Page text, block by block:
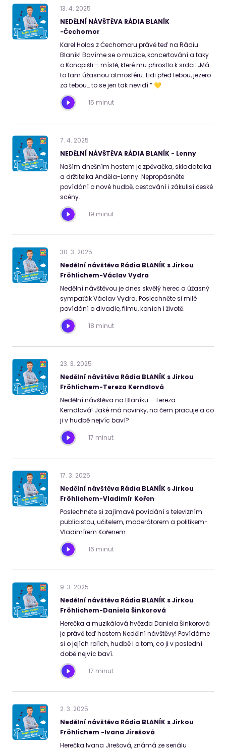
13. 4. 2025
NEDĚLNÍ NÁVŠTĚVA RÁDIA BLANÍK
-Čechomor
Karel Holas z Čechomoru právě teď na Rádiu
Blaník! Bavíme se o muzice, koncertování a taky
o Konopišti – místě, které mu přirostlo k srdci: „Má
to tam úžasnou atmosféru. Lidi před tebou, jezero
za tebou… to se jen tak nevidí.“ 💛
15 minut
7. 4. 2025
NEDĚLNÍ NÁVŠTĚVA RÁDIA BLANÍK - Lenny
Naším dnešním hostem je zpěvačka, skladatelka
a držtitelka Anděla-Lenny. Nepropásněte
povídání o nové hudbě, cestování i zákulisí české
scény.
19 minut
30. 3. 2025
Nedělní návštěva Rádia BLANÍK s Jirkou
Fröhlichem-Václav Vydra
Nedělní návštěvou je dnes skvělý herec a úžasný
sympaťák Václav Vydra. Poslechněte si milé
povídání o divadle, filmu, koních i životě.
18 minut
23. 3. 2025
Nedělní návštěva Rádia BLANÍK s Jirkou
Fröhlichem-Tereza Kerndlová
Nedělní návštěva na Blaníku – Tereza
Kerndlová! Jaké má novinky, na čem pracuje a co
ji v hudbě nejvíc baví?
17 minut
17. 3. 2025
Nedělní návštěva Rádia BLANÍK s Jirkou
Fröhlichem-Vladimír Kořen
Poslechněte si zajímavé povídání s televizním
publicistou, učitelem, moderátorem a politikem-
Vladimírem Kořenem.
16 minut
9. 3. 2025
Nedělní návštěva Rádia BLANÍK s Jirkou
Fröhlichem-Daniela Šinkorová
Herečka a muzikálová hvězda Daniela Šinkorová
je právě teď hostem Nedělní návštěvy! Povídáme
si o jejích rolích, hudbě i o tom, co ji v poslední
době nejvíc baví.
17 minut
2. 3. 2025
Nedělní návštěva Rádia BLANÍK s Jirkou
Fröhlichem -Ivana Jirešová
Herečka Ivana Jirešová, známá ze seriálu